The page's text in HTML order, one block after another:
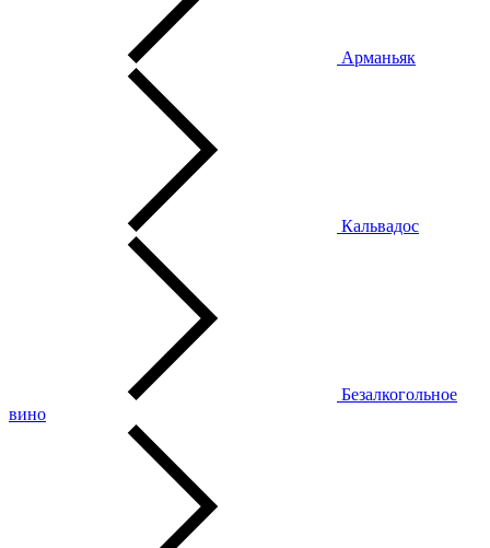
Арманьяк
Кальвадос
Безалкогольное
вино